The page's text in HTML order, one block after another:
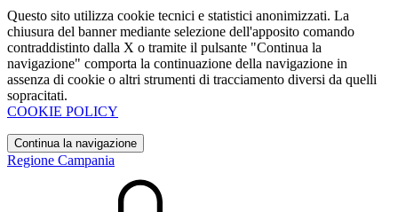
Questo sito utilizza cookie tecnici e statistici anonimizzati. La
chiusura del banner mediante selezione dell'apposito comando
contraddistinto dalla X o tramite il pulsante "Continua la
navigazione" comporta la continuazione della navigazione in
assenza di cookie o altri strumenti di tracciamento diversi da quelli
sopracitati.
COOKIE POLICY
Continua la navigazione
Regione Campania